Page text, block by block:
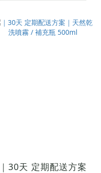
｜30天 定期配送方案